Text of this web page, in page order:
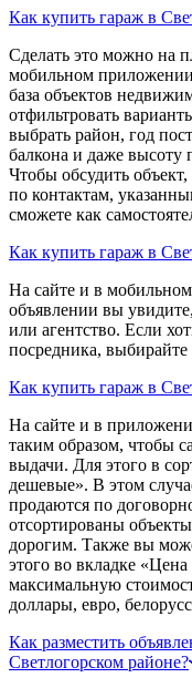
Как купить гараж в
Сделать это можно на
мобильном
база объектов
отфильтровать
выбрать район, год
балкона и даже высоту
Чтобы обсудить
по контактам,
сможете как
Как купить гараж в
На сайте и в
объявлении вы
или агентство. Если
посредника, выбирайте
Как купить гараж в
На сайте и в
таким образом, чтобы
выдачи. Для этого в
дешевые». В этом
продаются по
отсортированы
дорогим. Также вы
этого во вкладке
максимальную
доллары, евро,
Как разместить
Светлогорском районе?